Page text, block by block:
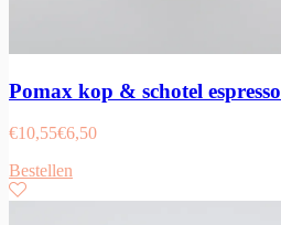
Pomax kop & schotel espresso
€10,55€6,50
Bestellen